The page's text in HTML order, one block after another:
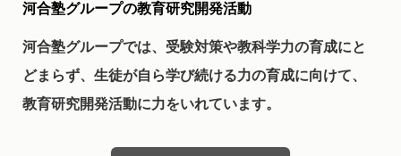
河合塾グループの教育研究開発活動
河合塾グループでは、受験対策や教科学力の育成にと
どまらず、生徒が自ら学び続ける力の育成に向けて、
教育研究開発活動に力をいれています。